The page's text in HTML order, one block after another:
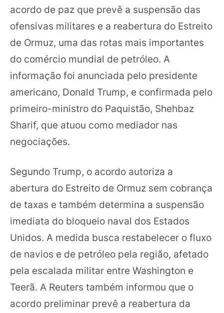
acordo de paz que prevê a suspensão das
ofensivas militares e a reabertura do Estreito
de Ormuz, uma das rotas mais importantes
do comércio mundial de petróleo. A
informação foi anunciada pelo presidente
americano, Donald Trump, e confirmada pelo
primeiro-ministro do Paquistão, Shehbaz
Sharif, que atuou como mediador nas
negociações.
Segundo Trump, o acordo autoriza a
abertura do Estreito de Ormuz sem cobrança
de taxas e também determina a suspensão
imediata do bloqueio naval dos Estados
Unidos. A medida busca restabelecer o fluxo
de navios e de petróleo pela região, afetado
pela escalada militar entre Washington e
Teerã. A Reuters também informou que o
acordo preliminar prevê a reabertura da